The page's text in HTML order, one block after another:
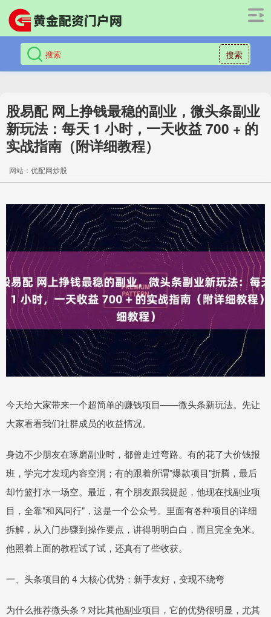
搜索
股易配 网上挣钱最稳的副业，微头条副业
新玩法：每天 1 小时，一天收益 700 + 的
实战指南（附详细教程）
网站：优配网炒股
今天给大家带来一个超简单的赚钱项目——微头条新玩法。先让
大家看看我们社群成员的收益情况。
身边不少朋友在琢磨副业时，都曾走过弯路。有的花了大价钱报
班，学完才发现内容空洞；有的跟着所谓"爆款项目"折腾，最后
却竹篮打水一场空。最近，有个朋友跟我提起，他现在找副业项
目，全靠"和风同行"，这是一个公众号。里面有各种项目的详细
拆解，从入门步骤到操作要点，讲得明明白白，而且完全免米。
他照着上面的教程试了试，还真有了些收获。
一、头条项目的 4 大核心优势：新手友好，变现不绕弯
为什么推荐微头条？对比其他副业项目，它的优势很明显，尤其